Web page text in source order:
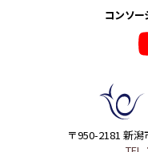
〒950-2181 新
コンソ